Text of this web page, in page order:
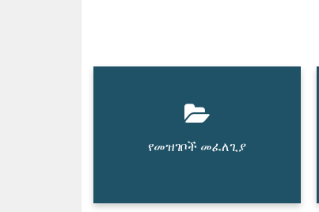
የመዝገቦች መፈለጊያ